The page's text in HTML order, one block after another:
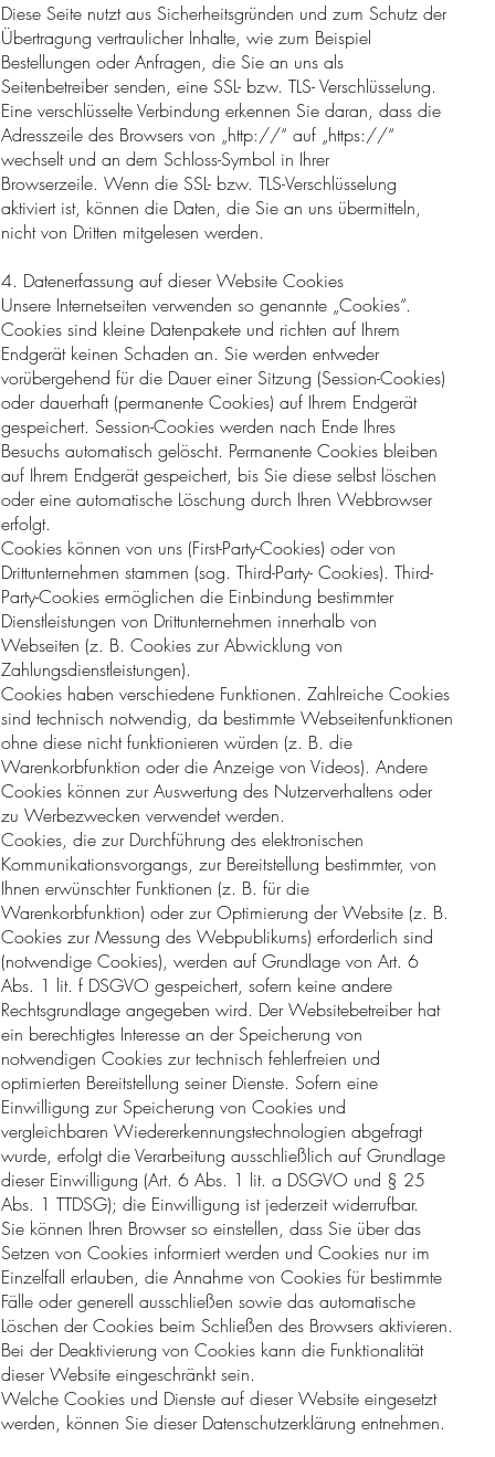
Diese Seite nutzt aus Sicherheitsgründen und zum Schutz der
Übertragung vertraulicher Inhalte, wie zum Beispiel
Bestellungen oder Anfragen, die Sie an uns als
Seitenbetreiber senden, eine SSL- bzw. TLS- Verschlüsselung.
Eine verschlüsselte Verbindung erkennen Sie daran, dass die
Adresszeile des Browsers von „http://“ auf „https://“
wechselt und an dem Schloss-Symbol in Ihrer
Browserzeile. Wenn die SSL- bzw. TLS-Verschlüsselung
aktiviert ist, können die Daten, die Sie an uns übermitteln,
nicht von Dritten mitgelesen werden.
4. Datenerfassung auf dieser Website Cookies
Unsere Internetseiten verwenden so genannte „Cookies“.
Cookies sind kleine Datenpakete und richten auf Ihrem
Endgerät keinen Schaden an. Sie werden entweder
vorübergehend für die Dauer einer Sitzung (Session-Cookies)
oder dauerhaft (permanente Cookies) auf Ihrem Endgerät
gespeichert. Session-Cookies werden nach Ende Ihres
Besuchs automatisch gelöscht. Permanente Cookies bleiben
auf Ihrem Endgerät gespeichert, bis Sie diese selbst löschen
oder eine automatische Löschung durch Ihren Webbrowser
erfolgt.
Cookies können von uns (First-Party-Cookies) oder von
Drittunternehmen stammen (sog. Third-Party- Cookies). Third-
Party-Cookies ermöglichen die Einbindung bestimmter
Dienstleistungen von Drittunternehmen innerhalb von
Webseiten (z. B. Cookies zur Abwicklung von
Zahlungsdienstleistungen).
Cookies haben verschiedene Funktionen. Zahlreiche Cookies
sind technisch notwendig, da bestimmte Webseitenfunktionen
ohne diese nicht funktionieren würden (z. B. die
Warenkorbfunktion oder die Anzeige von Videos). Andere
Cookies können zur Auswertung des Nutzerverhaltens oder
zu Werbezwecken verwendet werden.
Cookies, die zur Durchführung des elektronischen
Kommunikationsvorgangs, zur Bereitstellung bestimmter, von
Ihnen erwünschter Funktionen (z. B. für die
Warenkorbfunktion) oder zur Optimierung der Website (z. B.
Cookies zur Messung des Webpublikums) erforderlich sind
(notwendige Cookies), werden auf Grundlage von Art. 6
Abs. 1 lit. f DSGVO gespeichert, sofern keine andere
Rechtsgrundlage angegeben wird. Der Websitebetreiber hat
ein berechtigtes Interesse an der Speicherung von
notwendigen Cookies zur technisch fehlerfreien und
optimierten Bereitstellung seiner Dienste. Sofern eine
Einwilligung zur Speicherung von Cookies und
vergleichbaren Wiedererkennungstechnologien abgefragt
wurde, erfolgt die Verarbeitung ausschließlich auf Grundlage
dieser Einwilligung (Art. 6 Abs. 1 lit. a DSGVO und § 25
Abs. 1 TTDSG); die Einwilligung ist jederzeit widerrufbar.
Sie können Ihren Browser so einstellen, dass Sie über das
Setzen von Cookies informiert werden und Cookies nur im
Einzelfall erlauben, die Annahme von Cookies für bestimmte
Fälle oder generell ausschließen sowie das automatische
Löschen der Cookies beim Schließen des Browsers aktivieren.
Bei der Deaktivierung von Cookies kann die Funktionalität
dieser Website eingeschränkt sein.
Welche Cookies und Dienste auf dieser Website eingesetzt
werden, können Sie dieser Datenschutzerklärung entnehmen.